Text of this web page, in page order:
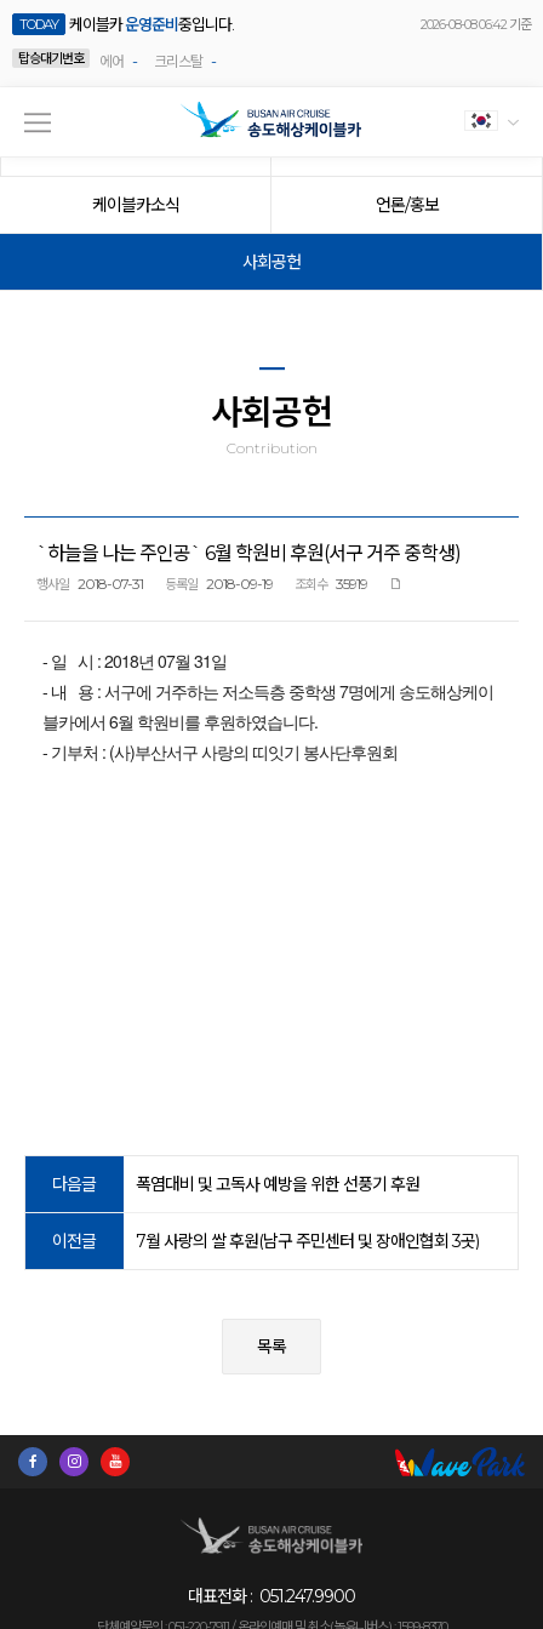
TODAY 케이블카운영준비 중입니다.
2026-08-08 06:42 기준
탑승대기번호
에어 - 크리스탈 -
케이블카소식 언론/홍보
사회공헌
사회공헌
Contribution
`하늘을 나는 주인공` 6월 학원비 후원(서구 거주 중학생)
행사일 2018-07-31 등록일 2018-09-19 조회수 35919
- 일 시 : 2018년 07월 31일
- 내 용 : 서구에 거주하는 저소득층 중학생 7명에게 송도해상케이
블카에서 6월 학원비를 후원하였습니다.
- 기부처 : (사)부산서구 사랑의 띠잇기 봉사단후원회
다음글 폭염대비 및 고독사 예방을 위한 선풍기 후원
이전글 7월 사랑의 쌀 후원(남구 주민센터 및 장애인협회 3곳)
목록
대표전화 : 051.247.9900